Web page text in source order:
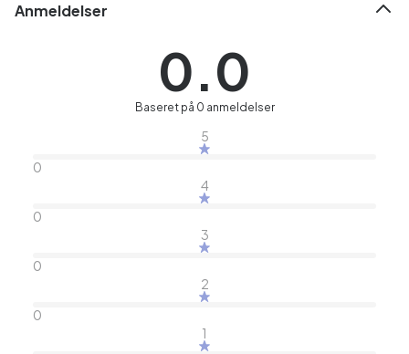
Anmeldelser
0.0
Baseret på 0 anmeldelser
5
0
4
0
3
0
2
0
1